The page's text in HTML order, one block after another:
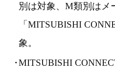
別は対象、M類別はメ
「MITSUBISHI
象。
MITSUBISHI